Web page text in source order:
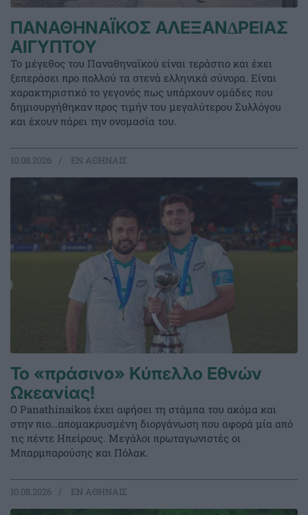
ΠΑΝΑΘΗΝΑΪΚΟΣ ΑΛΕΞΑΝ∆ΡΕΙΑΣ
ΑΙΓΥΠΤΟΥ
Το μέγεθος του Παναθηναϊκού είναι τεράστιο και έχει
ξεπεράσει προ πολλού τα στενά ελληνικά σύνορα. Είναι
χαρακτηριστικό το γεγονός πως υπάρχουν ομάδες που
δημιουργήθηκαν προς τιμήν του μεγαλύτερου Συλλόγου
και έχουν πάρει την ονομασία του.
10.08.2026 EΝ ΑΘΗΝΑΙΣ
Το «πράσινο» Κύπελλο Εθνών
Ωκεανίας!
Ο Panathinaikos έχει αφήσει τη στάμπα του ακόμα και
στην πιο…απομακρυσμένη διοργάνωση που αφορά μία από
τις πέντε Ηπείρους. Μεγάλοι πρωταγωνιστές οι
Μπαρμπαρούσης και Πόλακ.
10.08.2026 EΝ ΑΘΗΝΑΙΣ